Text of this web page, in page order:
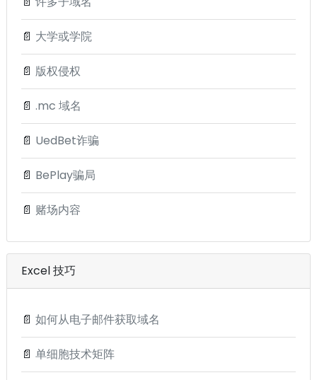
📄 大学或学院
📄 版权侵权
📄 .mc 域名
📄 UedBet诈骗
📄 BePlay骗局
📄 赌场内容
Excel 技巧
📄 如何从电子邮件获取域名
📄 单细胞技术矩阵